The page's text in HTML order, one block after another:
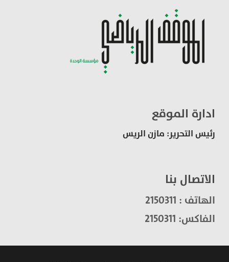
ادارة الموقع
رئيس التحرير: مازن الريس
الاتصال بنا
الهاتف : 2150311
الفاكس: 2150311